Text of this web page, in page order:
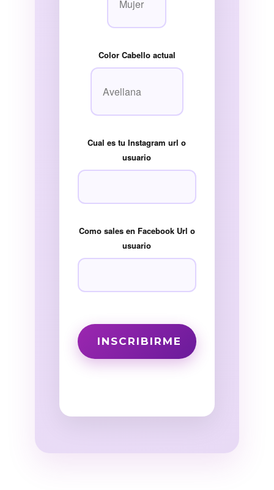
Color Cabello actual
Cual es tu Instagram url o
usuario
Como sales en Facebook Url o
usuario